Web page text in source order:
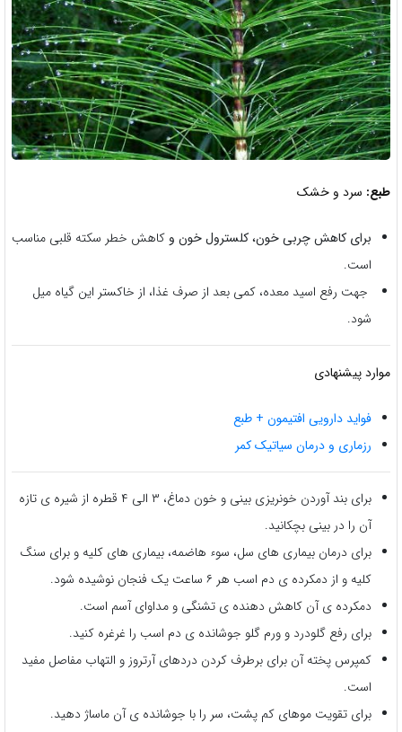
طبع: سرد و خشک
برای کاهش چربی خون، کلسترول خون و کاهش خطر سکته قلبی مناسب
است.
جهت رفع اسید معده، کمی بعد از صرف غذا، از خاکستر این گیاه میل
شود.
موارد پیشنهادی
فواید دارویی افتیمون + طبع
رزماری و درمان سیاتیک کمر
برای بند آوردن خونریزی بینی و خون دماغ، ۳ الی ۴ قطره از شیره ی تازه
آن را در بینی بچکانید.
برای درمان بیماری های سل، سوء هاضمه، بیماری های کلیه و برای سنگ
کلیه و از دمکرده ی دم اسب هر ۶ ساعت یک فنجان نوشیده شود.
دمکرده ی آن کاهش دهنده ی تشنگی و مداوای آسم است.
برای رفع گلودرد و ورم گلو جوشانده ی دم اسب را غرغره کنید.
کمپرس پخته آن برای برطرف کردن دردهای آرتروز و التهاب مفاصل مفید
است.
برای تقویت موهای کم پشت، سر را با جوشانده ی آن ماساژ دهید.